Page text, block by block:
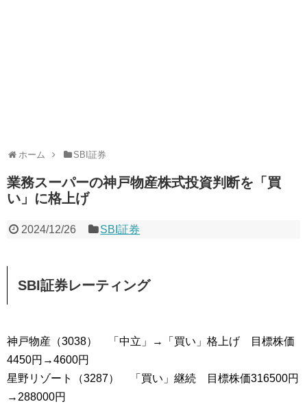
ホーム SBI証券
業務スーパーの神戸物産株式投資判断を「買
い」に格上げ
2024/12/26 SBI証券
SBI証券レーティング
神戸物産（3038） 「中立」→「買い」格上げ 目標株価
4450円→4600円
星野リゾート（3287） 「買い」継続 目標株価316500円
→288000円